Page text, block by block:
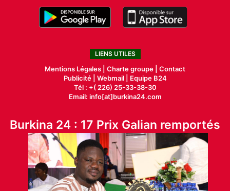
LIENS UTILES
Mentions Légales | Charte groupe | Contact
Publicité| Webmail |
Equipe B24
Tél : +( 226) 25-33-38-30
Email: info[at]burkina24.com
Burkina 24 : 17 Prix Galian remportés